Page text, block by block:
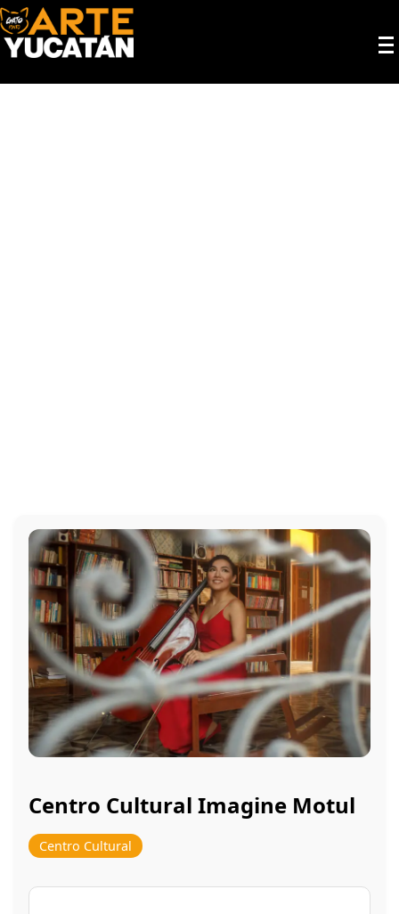
Centro Cultural Imagine Motul
Centro Cultural